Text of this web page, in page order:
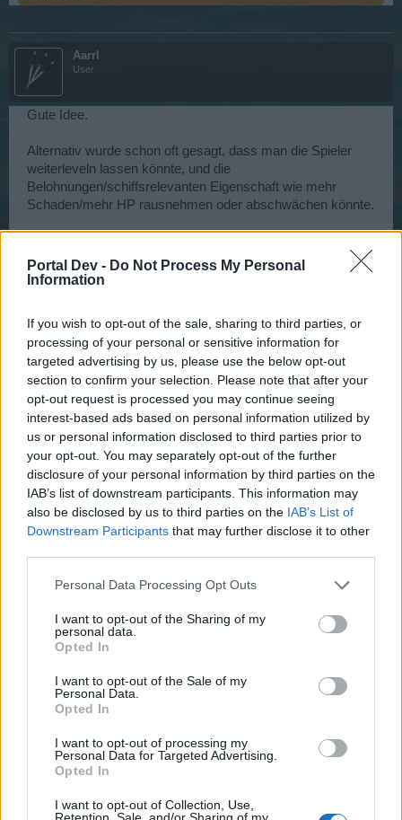
Portal Dev - Do Not Process My Personal
Information
If you wish to opt-out of the sale, sharing to third parties, or
processing of your personal or sensitive information for
targeted advertising by us, please use the below opt-out
section to confirm your selection. Please note that after your
opt-out request is processed you may continue seeing
interest-based ads based on personal information utilized by
us or personal information disclosed to third parties prior to
your opt-out. You may separately opt-out of the further
disclosure of your personal information by third parties on the
IAB’s list of downstream participants. This information may
also be disclosed by us to third parties on the IAB’s List of
Downstream Participants that may further disclose it to other
Personal Data Processing Opt Outs
I want to opt-out of the Sharing of my
personal data.
Opted In
I want to opt-out of the Sale of my
Personal Data.
Opted In
I want to opt-out of processing my
Personal Data for Targeted Advertising.
Opted In
I want to opt-out of Collection, Use,
Retention, Sale, and/or Sharing of my
Aarrl
User
Gute Idee.
Alternativ wurde schon oft gesagt, dass man die Spieler
weiterleveln lassen könnte, und die
Belohnungen/schiffsrelevanten Eigenschaft wie mehr
Schaden/mehr HP rausnehmen oder abschwächen könnte.
einem Producers Letter gesagt worden, man würde an
einem System arbeiten, dass die Spieler nach Level 50
- meine Erinnerungen sind etwas vage, denn wie eigentlich
alles, was schon vor Jahren angekündigt wurde, wurde das
ja nie umgesetzt. So sollte meines Wissens verhindert
werden, dass ein Neueinsteiger gleich abgeschreckt wird,
wenn er an einem Level 100er vorbeifährt. Level 50 mit
'nem Sternchen wirkt nicht wie eine so große Distanz.
@-Fear-Vielleicht hast du ja irgendwelche Infos oder
bessere Erinnerungen?
Firmatik
Zitat von Aarrl:↑
Gute Idee.
Alternativ wurde schon oft gesagt, dass man die Spieler
weiterleveln lassen könnte, und die Belohnungen/schiffsrelevanten
Eigenschaft wie mehr Schaden/mehr HP rausnehmen oder
abschwächen könnte.
Außerdem war vor Urzeiten schon einmal von Fear oder in einem
Producers Letter gesagt worden, man würde an einem System
arbeiten, dass die Spieler nach Level 50 wieder in einem zweiten
irgendwie kenntlich gemacht wird - meine Erinnerungen sind etwas
Das Prob ist, wenn man Spieler Weiterleveln lässt und